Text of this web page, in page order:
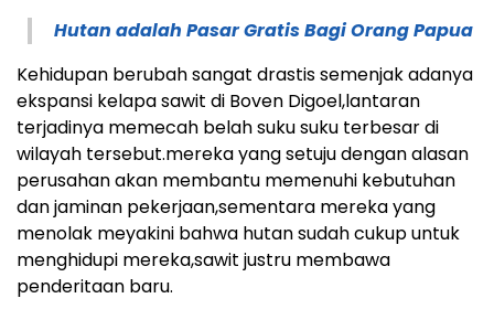
Hutan adalah Pasar Gratis Bagi Orang Papua
Kehidupan berubah sangat drastis semenjak adanya
ekspansi kelapa sawit di Boven Digoel,lantaran
terjadinya memecah belah suku suku terbesar di
wilayah tersebut.mereka yang setuju dengan alasan
perusahan akan membantu memenuhi kebutuhan
dan jaminan pekerjaan,sementara mereka yang
menolak meyakini bahwa hutan sudah cukup untuk
menghidupi mereka,sawit justru membawa
penderitaan baru.